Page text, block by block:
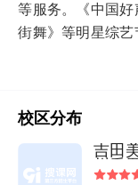
等服务。《中国
街舞》等明星综
台州、温岭、丽水
兴、金华、义乌
200多位，定期培
校区分布
吉田
州番